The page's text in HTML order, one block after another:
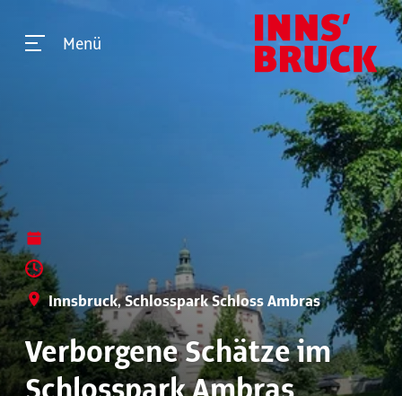
Menü
Innsbruck, Schlosspark Schloss Ambras
Verborgene Schätze im